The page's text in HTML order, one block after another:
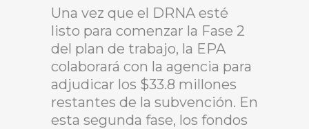
Una vez que el DRNA esté
listo para comenzar la Fase 2
del plan de trabajo, la EPA
colaborará con la agencia para
adjudicar los $33.8 millones
restantes de la subvención. En
esta segunda fase, los fondos